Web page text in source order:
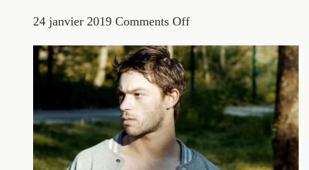
24 janvier 2019 Comments Off